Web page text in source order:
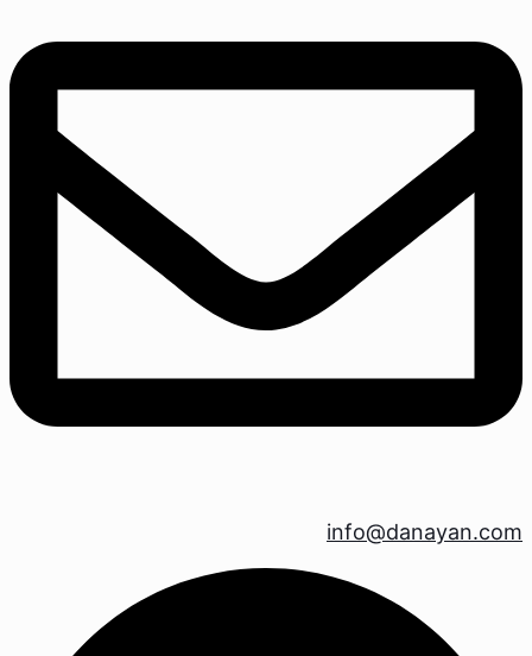
info@danayan.com